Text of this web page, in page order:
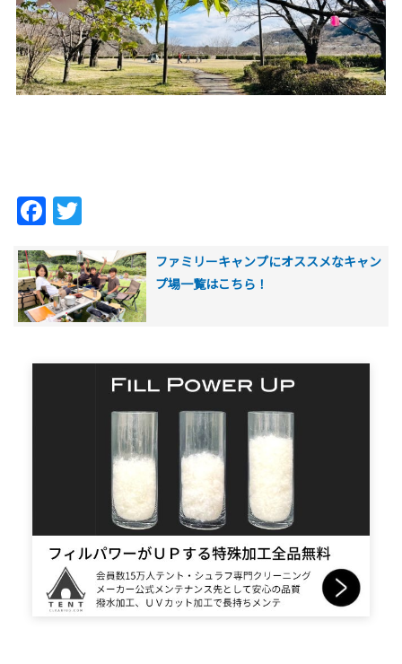
Facebook
ファミリーキャンプにオススメなキャン
プ場一覧はこちら！